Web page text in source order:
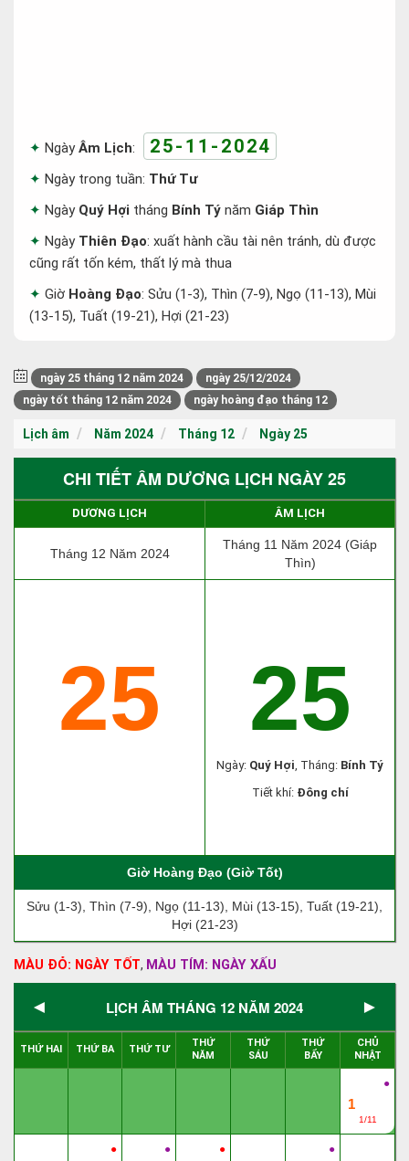
NgàyÂm Lịch: 25-11-2024
Ngày trong tuần: Thứ Tư
Ngày Quý Hợi tháng Bính Tý năm Giáp Thìn
Ngày Thiên Đạo: xuất hành cầu tài nên tránh, dù được
cũng rất tốn kém, thất lý mà thua
Giờ Hoàng Đạo: Sửu (1-3), Thìn (7-9), Ngọ (11-13), Mùi
(13-15), Tuất (19-21), Hợi (21-23)
ngày 25 tháng 12 năm 2024
ngày 25/12/2024
ngày tốt tháng 12 năm 2024
ngày hoàng đạo tháng 12
Lịch âm Năm 2024 Tháng 12 Ngày 25
CHI TIẾT ÂM DƯƠNG LỊCH NGÀY 25
DƯƠNG LỊCH ÂM LỊCH
Tháng 12 Năm 2024
Tháng 11 Năm 2024 (Giáp
Thìn)
25 25
Ngày: Quý Hợi, Tháng: Bính Tý
Tiết khí: Đông chí
Giờ Hoàng Đạo (Giờ Tốt)
Sửu (1-3), Thìn (7-9), Ngọ (11-13), Mùi (13-15), Tuất (19-21),
Hợi (21-23)
MÀU ĐỎ: NGÀY TỐT, MÀU TÍM: NGÀY XẤU
◄ LỊCH ÂM THÁNG 12 NĂM 2024 ►
THỨ HAI THỨ BA THỨ TƯ
THỨ
NĂM
THỨ
SÁU
THỨ
BẨY
CHỦ
NHẬT
●
1
1/11
● ● ● ●